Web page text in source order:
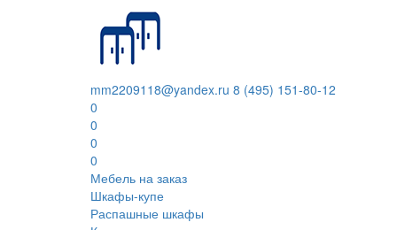
mm2209118@yandex.ru 8 (495) 151-80-12
0
0
0
0
Мебель на заказ
Шкафы-купе
Распашные шкафы